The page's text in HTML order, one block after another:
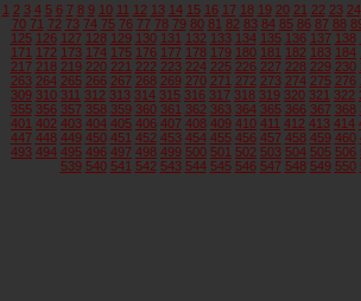
1 2 3 4 5 6 7 8 9 10 11 12 13 14 15 16 17 18 19 20 21 22 23 24
70 71 72 73 74 75 76 77 78 79 80 81 82 83 84 85 86 87 88
125 126 127 128 129 130 131 132 133 134 135 136 137 138
171 172 173 174 175 176 177 178 179 180 181 182 183 184
217 218 219 220 221 222 223 224 225 226 227 228 229 230
263 264 265 266 267 268 269 270 271 272 273 274 275 276
309 310 311 312 313 314 315 316 317 318 319 320 321 322
355 356 357 358 359 360 361 362 363 364 365 366 367 368
401 402 403 404 405 406 407 408 409 410 411 412 413 414
447 448 449 450 451 452 453 454 455 456 457 458 459 460
493 494 495 496 497 498 499 500 501 502 503 504 505 506
539 540 541 542 543 544 545 546 547 548 549 550